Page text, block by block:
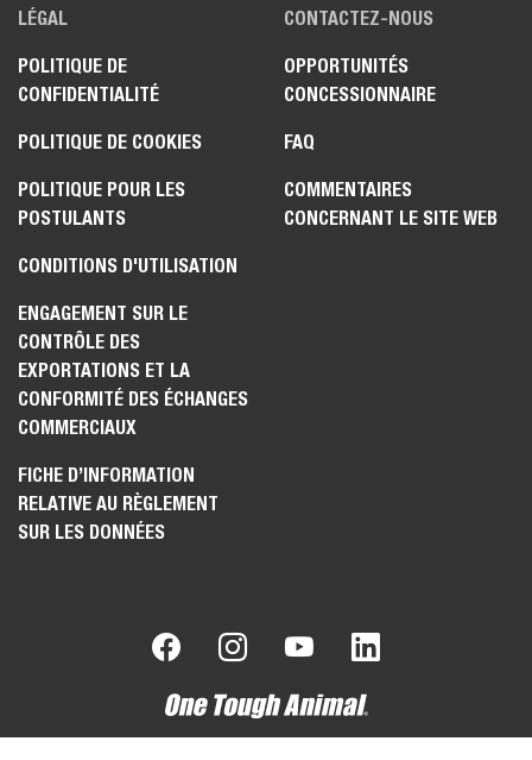
LÉGAL
POLITIQUE DE
CONFIDENTIALITÉ
POLITIQUE DE COOKIES
POLITIQUE POUR LES
POSTULANTS
CONDITIONS D'UTILISATION
ENGAGEMENT SUR LE
CONTRÔLE DES
EXPORTATIONS ET LA
CONFORMITÉ DES ÉCHANGES
COMMERCIAUX
FICHE D’INFORMATION
RELATIVE AU RÈGLEMENT
SUR LES DONNÉES
CONTACTEZ-NOUS
OPPORTUNITÉS
CONCESSIONNAIRE
FAQ
COMMENTAIRES
CONCERNANT LE SITE WEB